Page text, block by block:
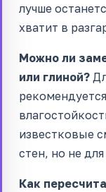
лучше
хватит в
Можно ли
или глиной?
известковые
стен, но не
Как